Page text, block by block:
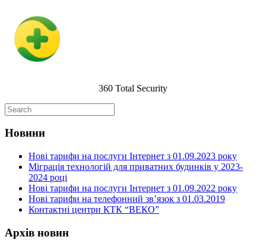
360 Total Security
Новини
Нові тарифи на послуги Інтернет з 01.09.2023 року
Міграція технологій для приватних будинків у 2023-
2024 році
Нові тарифи на послуги Інтернет з 01.09.2022 року
Нові тарифи на телефонний зв’язок з 01.03.2019
Контактні центри КТК “ВЕКО”
Архів новин